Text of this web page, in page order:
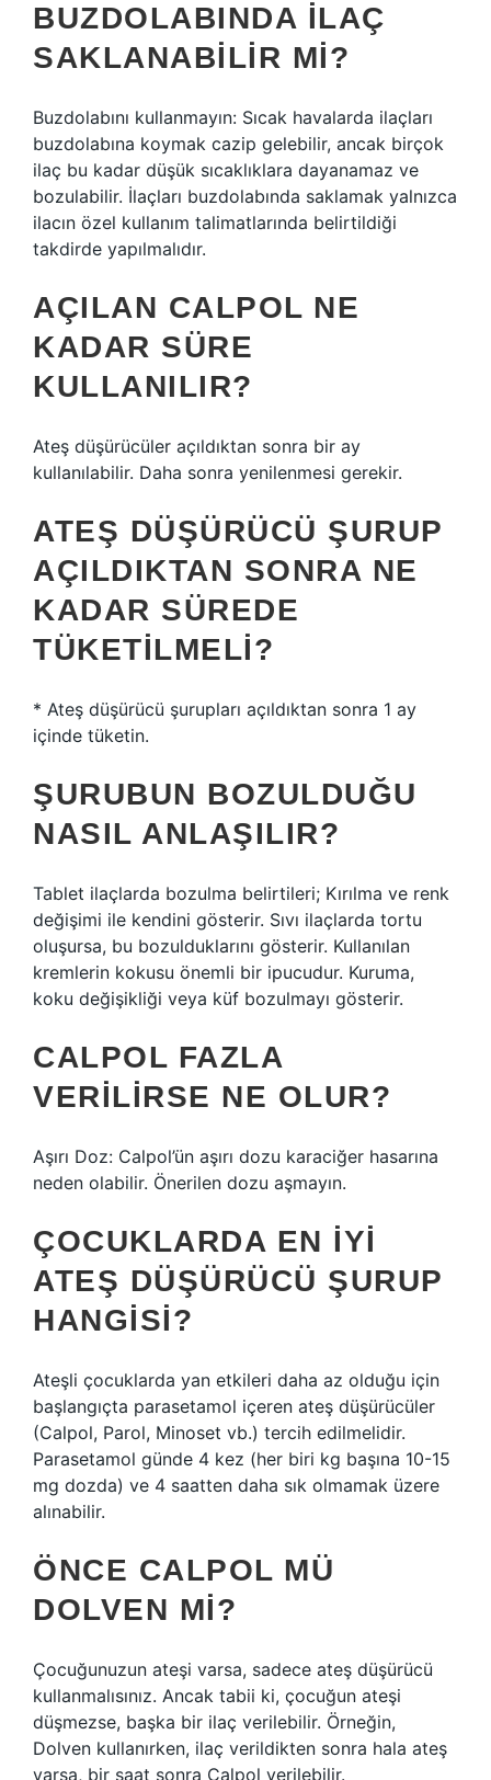
BUZDOLABINDA ILAÇ
SAKLANABILIR MI?
Buzdolabını kullanmayın: Sıcak havalarda ilaçları
buzdolabına koymak cazip gelebilir, ancak birçok
ilaç bu kadar düşük sıcaklıklara dayanamaz ve
bozulabilir. İlaçları buzdolabında saklamak yalnızca
ilacın özel kullanım talimatlarında belirtildiği
takdirde yapılmalıdır.
AÇILAN CALPOL NE
KADAR SÜRE
KULLANILIR?
Ateş düşürücüler açıldıktan sonra bir ay
kullanılabilir. Daha sonra yenilenmesi gerekir.
ATEŞ DÜŞÜRÜCÜ ŞURUP
AÇILDIKTAN SONRA NE
KADAR SÜREDE
TÜKETILMELI?
* Ateş düşürücü şurupları açıldıktan sonra 1 ay
içinde tüketin.
ŞURUBUN BOZULDUĞU
NASIL ANLAŞILIR?
Tablet ilaçlarda bozulma belirtileri; Kırılma ve renk
değişimi ile kendini gösterir. Sıvı ilaçlarda tortu
oluşursa, bu bozulduklarını gösterir. Kullanılan
kremlerin kokusu önemli bir ipucudur. Kuruma,
koku değişikliği veya küf bozulmayı gösterir.
CALPOL FAZLA
VERILIRSE NE OLUR?
Aşırı Doz: Calpol’ün aşırı dozu karaciğer hasarına
neden olabilir. Önerilen dozu aşmayın.
ÇOCUKLARDA EN IYI
ATEŞ DÜŞÜRÜCÜ ŞURUP
HANGISI?
Ateşli çocuklarda yan etkileri daha az olduğu için
başlangıçta parasetamol içeren ateş düşürücüler
(Calpol, Parol, Minoset vb.) tercih edilmelidir.
Parasetamol günde 4 kez (her biri kg başına 10-15
mg dozda) ve 4 saatten daha sık olmamak üzere
alınabilir.
ÖNCE CALPOL MÜ
DOLVEN MI?
Çocuğunuzun ateşi varsa, sadece ateş düşürücü
kullanmalısınız. Ancak tabii ki, çocuğun ateşi
düşmezse, başka bir ilaç verilebilir. Örneğin,
Dolven kullanırken, ilaç verildikten sonra hala ateş
varsa, bir saat sonra Calpol verilebilir.